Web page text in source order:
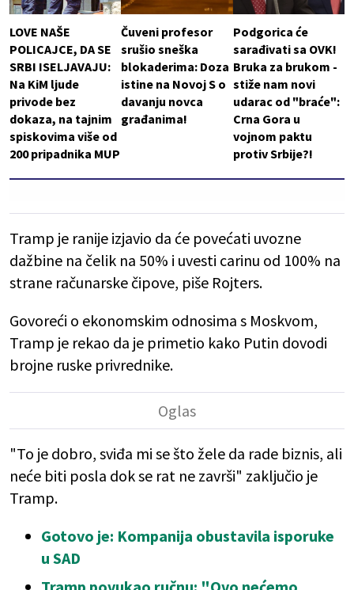
LOVE NAŠE
POLICAJCE, DA SE
SRBI ISELJAVAJU:
Na KiM ljude
privode bez
dokaza, na tajnim
spiskovima više od
200 pripadnika MUP
Čuveni profesor
srušio sneška
blokaderima: Doza
istine na Novoj S o
davanju novca
građanima!
Podgorica će
sarađivati sa OVK!
Bruka za brukom -
stiže nam novi
udarac od "braće":
Crna Gora u
vojnom paktu
protiv Srbije?!
Tramp je ranije izjavio da će povećati uvozne
dažbine na čelik na 50% i uvesti carinu od 100% na
strane računarske čipove, piše Rojters.
Govoreći o ekonomskim odnosima s Moskvom,
Tramp je rekao da je primetio kako Putin dovodi
brojne ruske privrednike.
"To je dobro, sviđa mi se što žele da rade biznis, ali
neće biti posla dok se rat ne završi" zaključio je
Tramp.
Gotovo je: Kompanija obustavila isporuke
u SAD